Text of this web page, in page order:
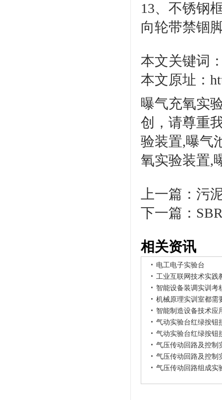
13、不锈钢
向轮带禁锢
本文关键词
本文原址：
曝气充氧实
创，请尊重
验装置,曝气
氧实验装置,
上一篇： 污
下一篇：
相关资讯
电工电子实验台
工业互联网技术实践
智能设备装调实训考
机械原理实训室都需
智能制造设备技术应
气动实验台红绿按钮
气动实验台红绿按钮
气压传动回路及控制
气压传动回路及控制
气压传动回路组成实